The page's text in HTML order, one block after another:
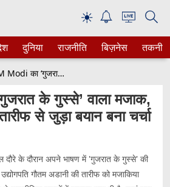
☀
दुनिया राजनीति बिज़नेस तकनीक
PM Modi का ‘गुजरात के गुस्से’ वाला मजाक, गौतम अडानी की तारीफ से जुड़ा बयान बना चर्चा का विषय
के गुस्से’ वाला मजाक,
से जुड़ा बयान बना चर्चा
दौरे के दौरान अपने भाषण में 'गुजरात के गुस्से' की
गौतम अडानी की तारीफ को मजाकिया